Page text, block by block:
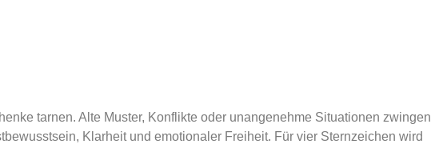
tarnen. Alte Muster, Konflikte oder unangenehme Situationen zwingen
Klarheit und emotionaler Freiheit. Für vier Sternzeichen wird